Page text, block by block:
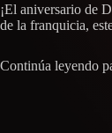
¡El aniversario de
de la franquicia,
Continúa leyendo